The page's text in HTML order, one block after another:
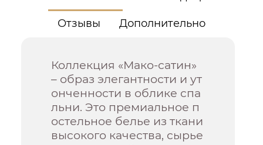
Отзывы Дополнительно
Коллекция «Мако-сатин»
– образ элегантности и ут
онченности в облике спа
льни. Это премиальное п
остельное белье из ткани
высокого качества, сырье